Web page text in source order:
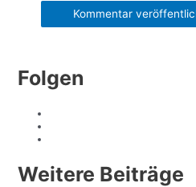
Folgen
Weitere Beiträge